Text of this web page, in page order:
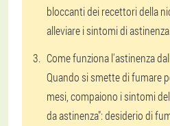
bloccanti dei recettori della
alleviare i sintomi di astinenza.
Come funziona l'astinenza
Quando si smette di fumare
mesi, compaiono i sintomi
da astinenza": desiderio di